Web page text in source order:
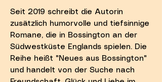
Seit 2019 schreibt die Autorin
zusätzlich humorvolle und tiefsinnige
Romane, die in Bossington an der
Südwestküste Englands spielen. Die
Reihe heißt "Neues aus Bossington"
und handelt von der Suche nach